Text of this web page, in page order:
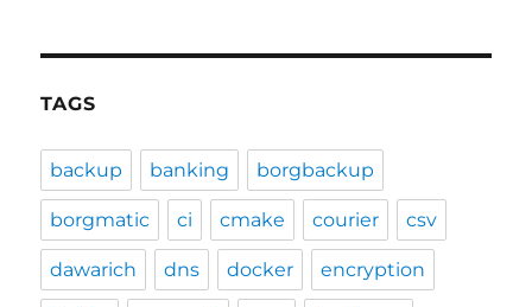
TAGS
backup banking borgbackup
borgmatic ci cmake courier csv
dawarich dns docker encryption